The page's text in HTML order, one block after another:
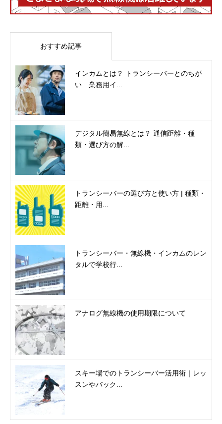
おすすめ記事
インカムとは？ トランシーバーとのちが
い 業務用イ...
デジタル簡易無線とは？ 通信距離・種
類・選び方の解...
トランシーバーの選び方と使い方 | 種類・
距離・用...
トランシーバー・無線機・インカムのレン
タルで学校行...
アナログ無線機の使用期限について
スキー場でのトランシーバー活用術｜レッ
スンやバック...